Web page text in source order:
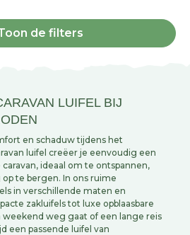
de filters
LUIFEL BIJ
en schaduw tijdens het
luifel creëer je eenvoudig een
ideaal om te ontspannen,
te bergen. In ons ruime
in verschillende maten en
zakluifels tot luxe opblaasbare
weg gaat of een lange reis
een passende luifel van